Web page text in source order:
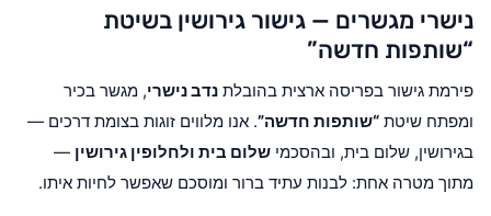
נישרי מגשרים — גישור גירושין בשיטת
“שותפות חדשה”
פירמת גישור בפריסה ארצית בהובלת נדב נישרי, מגשר בכיר
ומפתח שיטת “שותפות חדשה”. אנו מלווים זוגות בצומת דרכים —
בגירושין, שלום בית, ובהסכמי שלום בית ולחלופין גירושין —
מתוך מטרה אחת: לבנות עתיד ברור ומוסכם שאפשר לחיות איתו.